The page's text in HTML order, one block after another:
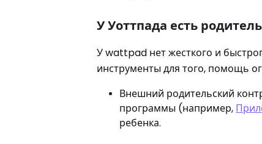
У Уоттпада есть
У wattpad нет жесткого и
инструменты для того, помощь
Внешний родительский
программы (например,
ребенка.